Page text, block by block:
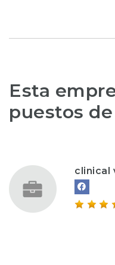
Esta
puestos
clinical